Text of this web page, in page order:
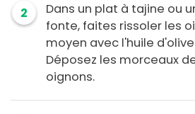
2
Dans un plat à tajine ou
fonte, faites rissoler les
moyen avec l'huile
Déposez les morceaux
oignons.